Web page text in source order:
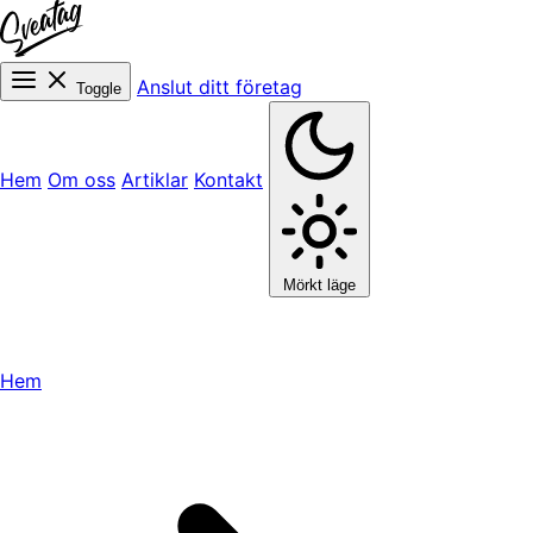
Toggle Anslut ditt företag
Hem Om oss Artiklar Kontakt
Mörkt läge
Hem